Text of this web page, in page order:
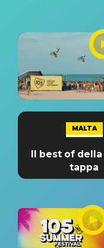
MALTA
Il best of
tappa